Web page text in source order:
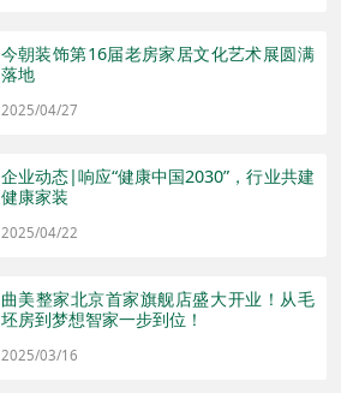
今朝装饰第16届老房家居文化艺术展圆满
落地
2025/04/27
企业动态|响应“健康中国2030”，行业共建
健康家装
2025/04/22
曲美整家北京首家旗舰店盛大开业！从毛
坯房到梦想智家一步到位！
2025/03/16